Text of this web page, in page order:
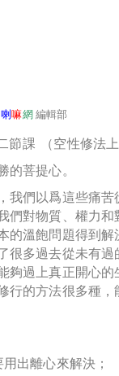
喇嘛網編輯部
課 （空性修法上
菩提心。
我們以爲這些痛
們對物質、權力
的溫飽問題得到
很多過去從未有
夠過上真正開心
行的方法很多種
出離心來解決；